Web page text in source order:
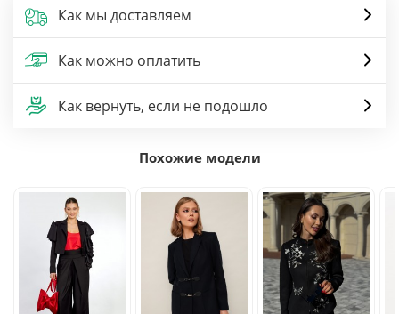
Как мы доставляем
Как можно оплатить
Как вернуть, если не подошло
Похожие модели